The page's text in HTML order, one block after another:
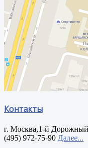
Контакты
г. Москва,1-й Дорожный
(495) 972-75-90 Далее...